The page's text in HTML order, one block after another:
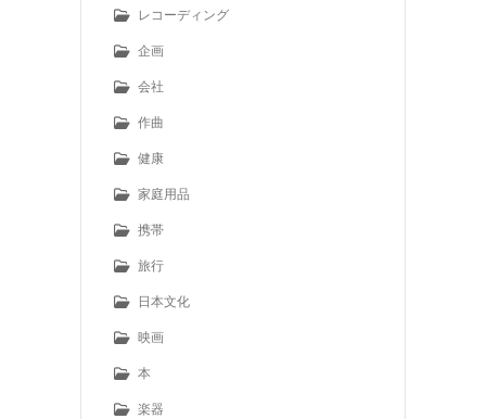
レコーディング
企画
会社
作曲
健康
家庭用品
携帯
旅行
日本文化
映画
本
楽器